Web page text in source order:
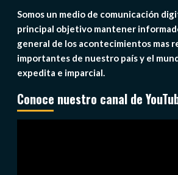
Somos un medio de comunicación
principal objetivo mantener
general de los acontecimientos mas
importantes de nuestro país y el
expedita e imparcial.
Conoce nuestro canal de